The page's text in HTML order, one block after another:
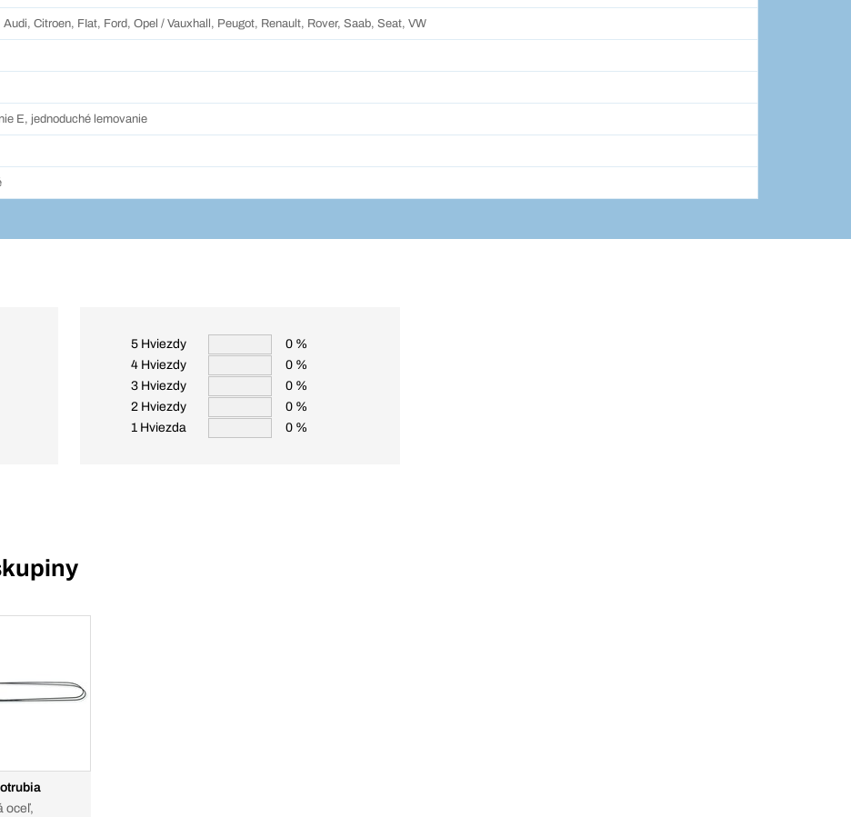
Citroen, FIat, Ford, Opel / Vauxhall, Peugot, Renault, Rover, Saab, Seat, VW
E, jednoduché lemovanie
5 Hviezdy
0 %
4 Hviezdy
0 %
3 Hviezdy
0 %
2 Hviezdy
0 %
1 Hviezda
0 %
oceľ,